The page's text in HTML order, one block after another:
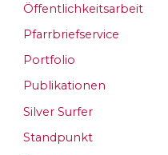
Öffentlichkeitsarbeit
Pfarrbriefservice
Portfolio
Publikationen
Silver Surfer
Standpunkt